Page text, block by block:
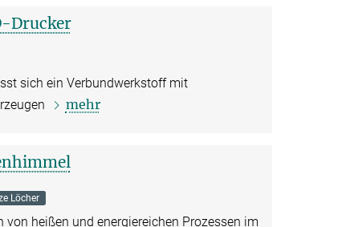
Drucker
sich ein Verbundwerkstoff mit
mehr
Löcher
heißen und energiereichen Prozessen im